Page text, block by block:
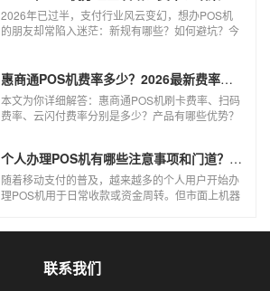
2026年已过半，支付行业风云变幻，想办POS机
的朋友却常陷入迷茫：新规有哪些？如何避坑？今
使用！
惠商通POS机费率多少？2026最新费率标准及办理全攻略
本文为你详细解答：惠商通POS机刷卡费率、扫码
费率、云闪付费率分别是多少？产品有哪些优势？
个人办理POS机有哪些注意事项和门道？（2026最新避坑指南）
随着移动支付的普及，越来越多的个人用户开始办
理POS机用于日常收款或资金周转。但市面上机器
联系我们